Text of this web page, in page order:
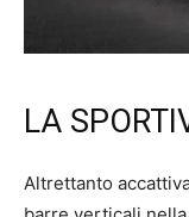
LA
Altrettanto